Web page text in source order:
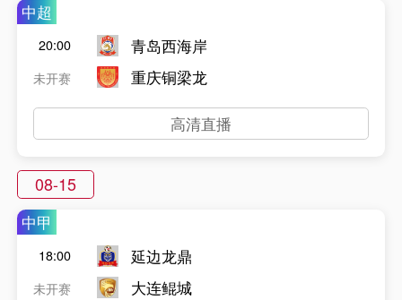
中超
20:00
未开赛
青岛西海岸
重庆铜梁龙
高清直播
08-15
中甲
18:00
未开赛
延边龙鼎
大连鲲城